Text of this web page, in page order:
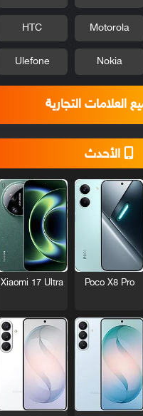
Motorola
HTC
Nokia
Ulefone
العلامات التجارية
الأحدث
Poco X8 Pro
Xiaomi 17 Ultra